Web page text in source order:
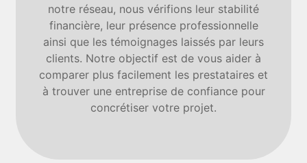
notre réseau, nous vérifions leur stabilité
financière, leur présence professionnelle
ainsi que les témoignages laissés par leurs
clients. Notre objectif est de vous aider à
comparer plus facilement les prestataires et
à trouver une entreprise de confiance pour
concrétiser votre projet.